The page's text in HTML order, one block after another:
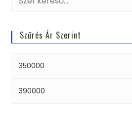
Szűrés Ár Szerint